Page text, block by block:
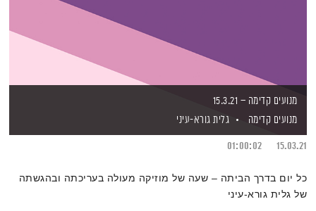
מנועים קדימה – 15.3.21
מנועים קדימה
גלית גורא-עיני
15.03.21
01:00:02
כל יום בדרך הביתה – שעה של מוזיקה מעולה בעריכתה ובהגשתה
של גלית גורא-עיני